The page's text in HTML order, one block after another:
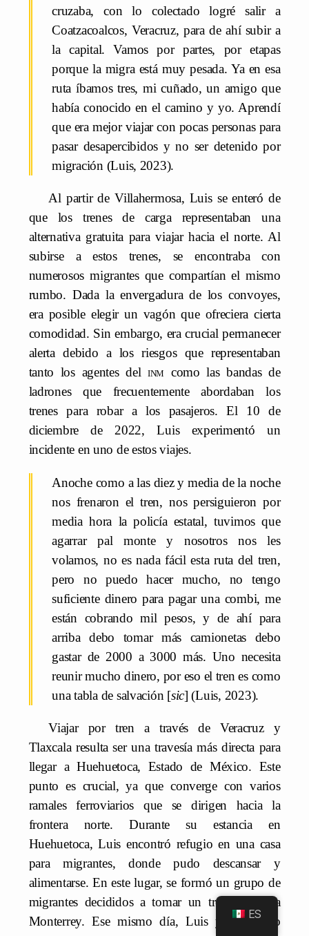
cruzaba, con lo colectado logré salir a
Coatzacoalcos, Veracruz, para de ahí subir a
la capital. Vamos por partes, por etapas
porque la migra está muy pesada. Ya en esa
ruta íbamos tres, mi cuñado, un amigo que
había conocido en el camino y yo. Aprendí
que era mejor viajar con pocas personas para
pasar desapercibidos y no ser detenido por
migración (Luis, 2023).
Al partir de Villahermosa, Luis se enteró de
que los trenes de carga representaban una
alternativa gratuita para viajar hacia el norte. Al
subirse a estos trenes, se encontraba con
numerosos migrantes que compartían el mismo
rumbo. Dada la envergadura de los convoyes,
era posible elegir un vagón que ofreciera cierta
comodidad. Sin embargo, era crucial permanecer
alerta debido a los riesgos que representaban
tanto los agentes del inm como las bandas de
ladrones que frecuentemente abordaban los
trenes para robar a los pasajeros. El 10 de
diciembre de 2022, Luis experimentó un
incidente en uno de estos viajes.
Anoche como a las diez y media de la noche
nos frenaron el tren, nos persiguieron por
media hora la policía estatal, tuvimos que
agarrar pal monte y nosotros nos les
volamos, no es nada fácil esta ruta del tren,
pero no puedo hacer mucho, no tengo
suficiente dinero para pagar una combi, me
están cobrando mil pesos, y de ahí para
arriba debo tomar más camionetas debo
gastar de 2000 a 3000 más. Uno necesita
reunir mucho dinero, por eso el tren es como
una tabla de salvación [sic] (Luis, 2023).
Viajar por tren a través de Veracruz y
Tlaxcala resulta ser una travesía más directa para
llegar a Huehuetoca, Estado de México. Este
punto es crucial, ya que converge con varios
ramales ferroviarios que se dirigen hacia la
frontera norte. Durante su estancia en
Huehuetoca, Luis encontró refugio en una casa
para migrantes, donde pudo descansar y
alimentarse. En este lugar, se formó un grupo de
migrantes decididos a tomar un tren rumbo a
Monterrey. Ese mismo día, Luis y su nuevo
ES